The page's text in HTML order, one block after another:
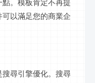
。模板肯定不再提
以滿足您的商業企
尋引擎優化。搜尋